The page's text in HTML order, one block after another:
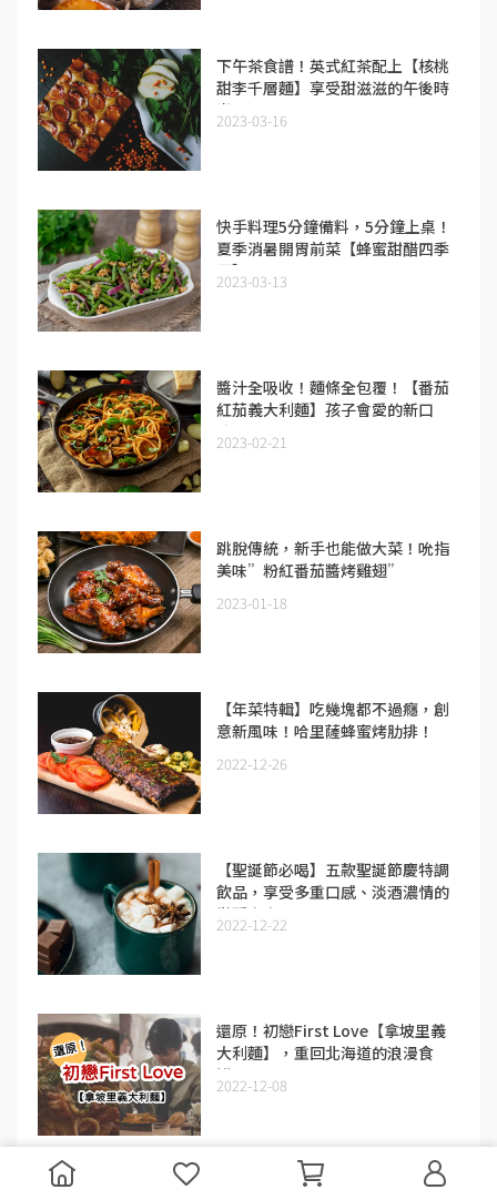
下午茶食譜！英式紅茶配上【核桃
甜李千層麵】享受甜滋滋的午後時
光！
2023-03-16
快手料理5分鐘備料，5分鐘上桌！
夏季消暑開胃前菜【蜂蜜甜醋四季
豆】
2023-03-13
醬汁全吸收！麵條全包覆！【番茄
紅茄義大利麵】孩子會愛的新口
味！
2023-02-21
跳脫傳統，新手也能做大菜！吮指
美味”粉紅番茄醬烤雞翅”
2023-01-18
【年菜特輯】吃幾塊都不過癮，創
意新風味！哈里薩蜂蜜烤肋排！
2022-12-26
【聖誕節必喝】五款聖誕節慶特調
飲品，享受多重口感、淡酒濃情的
微醺之夜！
2022-12-22
還原！初戀First Love【拿坡里義
大利麵】，重回北海道的浪漫食
譜！
2022-12-08
【素食可食】義大利麵也能做湯